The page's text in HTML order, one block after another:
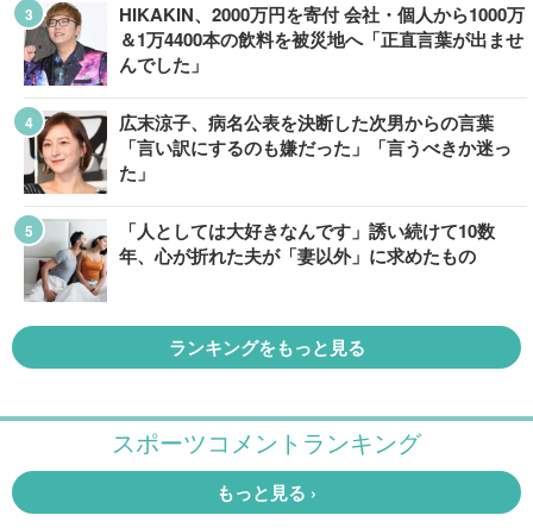
HIKAKIN、2000万円を寄付 会社・個人から1000万
＆1万4400本の飲料を被災地へ「正直言葉が出ませ
んでした」
広末涼子、病名公表を決断した次男からの言葉
「言い訳にするのも嫌だった」「言うべきか迷っ
た」
「人としては大好きなんです」誘い続けて10数
年、心が折れた夫が「妻以外」に求めたもの
ランキングをもっと見る